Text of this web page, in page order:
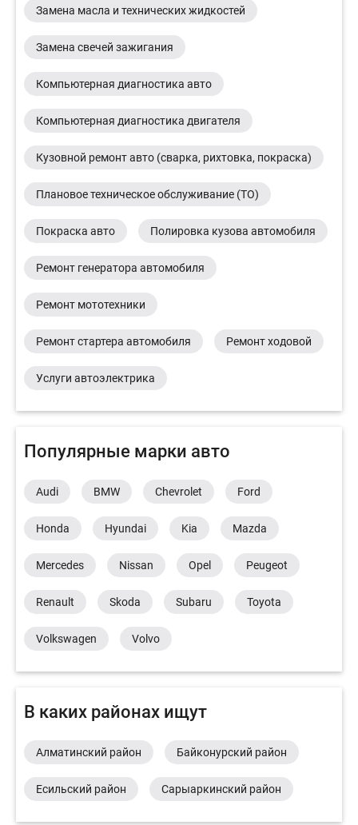
Замена масла и технических жидкостей
Замена свечей зажигания
Компьютерная диагностика авто
Компьютерная диагностика двигателя
Кузовной ремонт авто (сварка, рихтовка, покраска)
Плановое техническое обслуживание (ТО)
Покраска авто Полировка кузова автомобиля
Ремонт генератора автомобиля
Ремонт мототехники
Ремонт стартера автомобиля Ремонт ходовой
Услуги автоэлектрика
Популярные марки авто
Audi BMW Chevrolet Ford
Honda Hyundai Kia Mazda
Mercedes Nissan Opel Peugeot
Renault Skoda Subaru Toyota
Volkswagen Volvo
В каких районах ищут
Алматинский район Байконурский район
Есильский район Сарыаркинский район